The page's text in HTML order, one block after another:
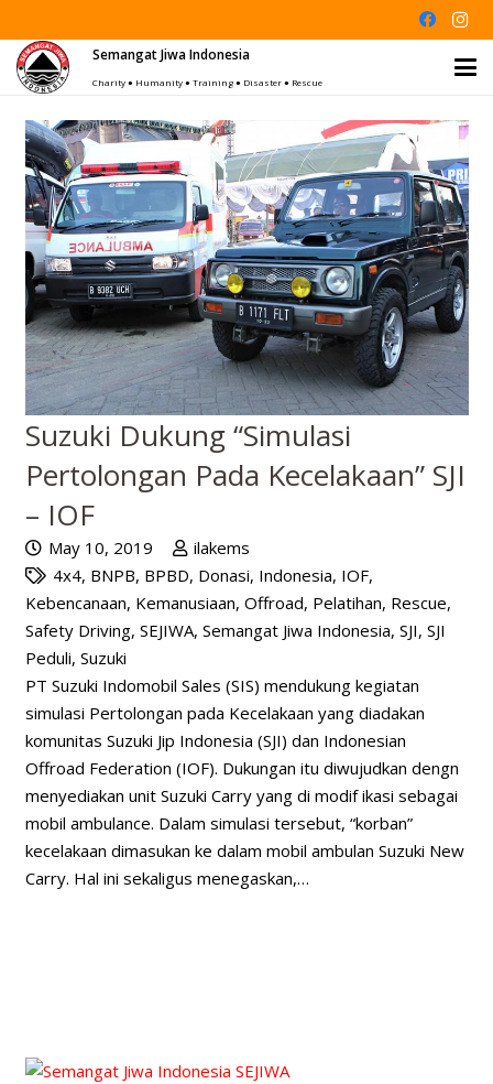
Semangat Jiwa Indonesia
Charity ● Humanity ● Training ● Disaster ● Rescue
Suzuki Dukung “Simulasi
Pertolongan Pada Kecelakaan” SJI
– IOF
May 10, 2019
ilakems
4x4, BNPB, BPBD, Donasi, Indonesia, IOF,
Kebencanaan, Kemanusiaan, Offroad, Pelatihan, Rescue,
Safety Driving, SEJIWA, Semangat Jiwa Indonesia, SJI, SJI
Peduli, Suzuki
PT Suzuki Indomobil Sales (SIS) mendukung kegiatan
simulasi Pertolongan pada Kecelakaan yang diadakan
komunitas Suzuki Jip Indonesia (SJI) dan Indonesian
Offroad Federation (IOF). Dukungan itu diwujudkan dengn
menyediakan unit Suzuki Carry yang di modif ikasi sebagai
mobil ambulance. Dalam simulasi tersebut, “korban”
kecelakaan dimasukan ke dalam mobil ambulan Suzuki New
Carry. Hal ini sekaligus menegaskan,…